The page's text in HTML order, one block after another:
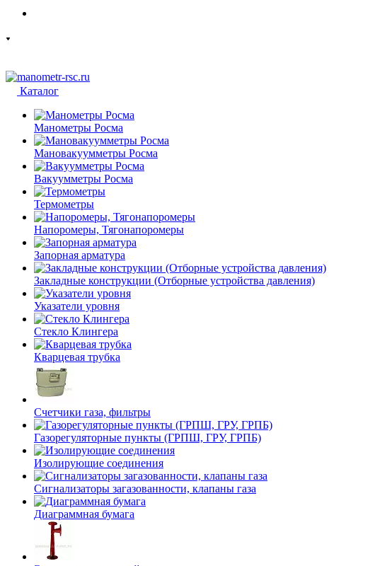
Каталог
Манометры Росма
Мановакуумметры Росма
Вакуумметры Росма
Термометры
Напоромеры, Тягонапоромеры
Запорная арматура
Закладные конструкции (Отборные устройства давления)
Указатели уровня
Стекло Клингера
Кварцевая трубка
Счетчики газа, фильтры
Газорегуляторные пункты (ГРПШ, ГРУ, ГРПБ)
Изолирующие соединения
Сигнализаторы загазованности, клапаны газа
Диаграммная бумага